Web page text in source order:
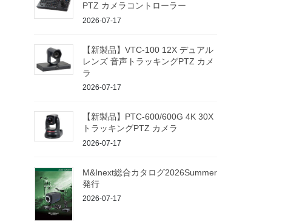
PTZ カメラコントローラー
2026-07-17
【新製品】VTC-100 12X デュアル
レンズ 音声トラッキングPTZ カメ
ラ
2026-07-17
【新製品】PTC-600/600G 4K 30X
トラッキングPTZ カメラ
2026-07-17
M&Inext総合カタログ2026Summer
発行
2026-07-17